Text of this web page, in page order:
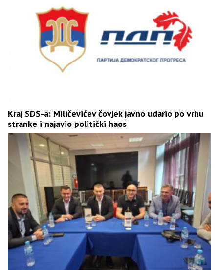
Kraj SDS-a: Miličevićev čovjek javno udario po vrhu
stranke i najavio politički haos